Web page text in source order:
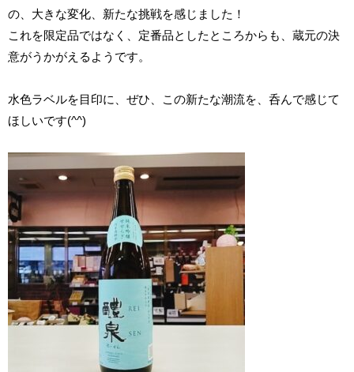
の、大きな変化、新たな挑戦を感じました！
これを限定品ではなく、定番品としたところからも、蔵元の決
意がうかがえるようです。
水色ラベルを目印に、ぜひ、この新たな潮流を、呑んで感じて
ほしいです(^^)